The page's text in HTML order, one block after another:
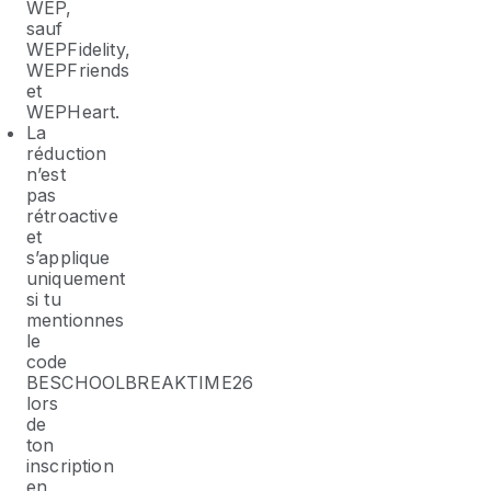
WEP,
sauf
WEPFidelity,
WEPFriends
et
WEPHeart.
La
réduction
n’est
pas
rétroactive
et
s’applique
uniquement
si tu
mentionnes
le
code
BESCHOOLBREAKTIME26
lors
de
ton
inscription
en